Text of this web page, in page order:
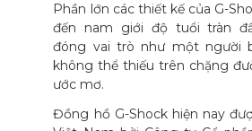
Phần lớn các thiết kế của G-
đến nam giới độ tuổi tràn
đóng vai trò như một người
không thể thiếu trên chặng
ước mơ.
Đồng hồ G-Shock hiện nay